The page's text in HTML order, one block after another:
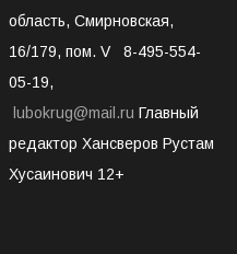
область, Смирновская,
16/179, пом. V 8-495-554-
05-19,
lubokrug@mail.ru Главный
редактор Хансверов Рустам
Хусаинович 12+